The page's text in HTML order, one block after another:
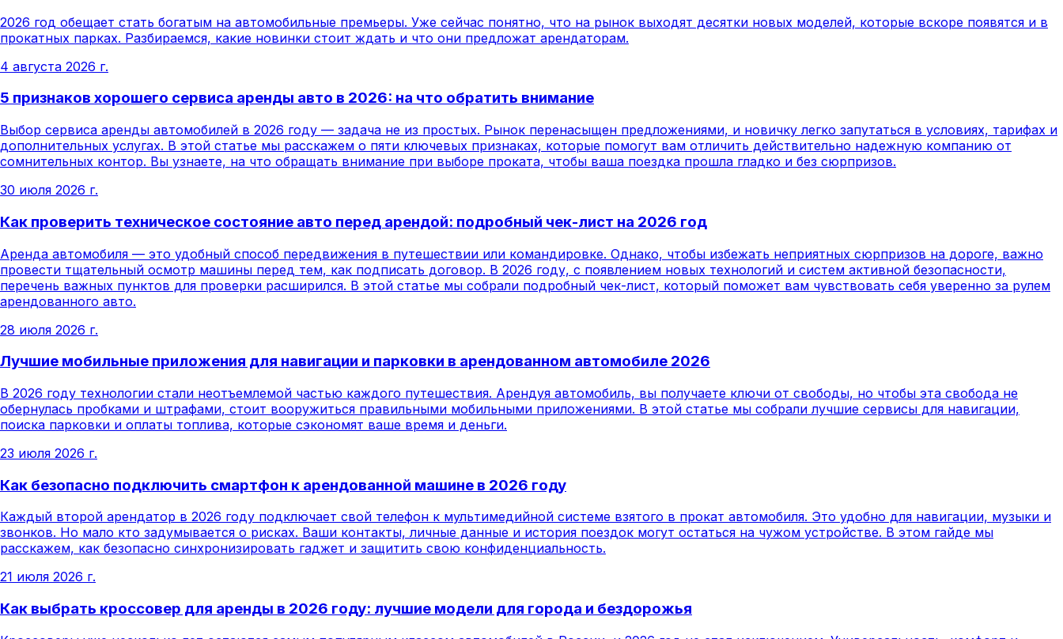
2026 год обещает стать богатым на автомобильные премьеры. Уже сейчас понятно, что на рынок выходят десятки новых моделей, которые вскоре появятся и в
прокатных парках. Разбираемся, какие новинки стоит ждать и что они предложат арендаторам.
4 августа 2026 г.
5 признаков хорошего сервиса аренды авто в 2026: на что обратить внимание
Выбор сервиса аренды автомобилей в 2026 году — задача не из простых. Рынок перенасыщен предложениями, и новичку легко запутаться в условиях, тарифах и
дополнительных услугах. В этой статье мы расскажем о пяти ключевых признаках, которые помогут вам отличить действительно надежную компанию от
сомнительных контор. Вы узнаете, на что обращать внимание при выборе проката, чтобы ваша поездка прошла гладко и без сюрпризов.
30 июля 2026 г.
Как проверить техническое состояние авто перед арендой: подробный чек-лист на 2026 год
Аренда автомобиля — это удобный способ передвижения в путешествии или командировке. Однако, чтобы избежать неприятных сюрпризов на дороге, важно
провести тщательный осмотр машины перед тем, как подписать договор. В 2026 году, с появлением новых технологий и систем активной безопасности,
перечень важных пунктов для проверки расширился. В этой статье мы собрали подробный чек-лист, который поможет вам чувствовать себя уверенно за рулем
арендованного авто.
28 июля 2026 г.
Лучшие мобильные приложения для навигации и парковки в арендованном автомобиле 2026
В 2026 году технологии стали неотъемлемой частью каждого путешествия. Арендуя автомобиль, вы получаете ключи от свободы, но чтобы эта свобода не
обернулась пробками и штрафами, стоит вооружиться правильными мобильными приложениями. В этой статье мы собрали лучшие сервисы для навигации,
поиска парковки и оплаты топлива, которые сэкономят ваше время и деньги.
23 июля 2026 г.
Как безопасно подключить смартфон к арендованной машине в 2026 году
Каждый второй арендатор в 2026 году подключает свой телефон к мультимедийной системе взятого в прокат автомобиля. Это удобно для навигации, музыки и
звонков. Но мало кто задумывается о рисках. Ваши контакты, личные данные и история поездок могут остаться на чужом устройстве. В этом гайде мы
расскажем, как безопасно синхронизировать гаджет и защитить свою конфиденциальность.
21 июля 2026 г.
Как выбрать кроссовер для аренды в 2026 году: лучшие модели для города и бездорожья